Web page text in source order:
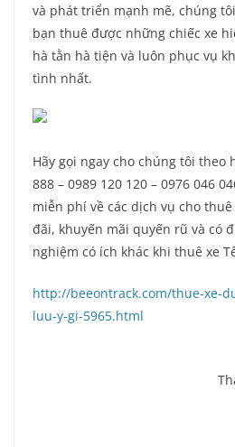
và phát triển mạnh mẽ, chúng
bạn thuê được những chiếc xe
hà tằn hà tiện và luôn phục vụ
tình nhất.
Hãy gọi ngay cho chúng tôi theo
888 – 0989 120 120 – 0976 046
miễn phí về các dịch vụ cho
đãi, khuyến mãi quyến rũ và có
nghiệm có ích khác khi thuê xe
http://beeontrack.com/thue-xe-
luu-y-gi-5965.html